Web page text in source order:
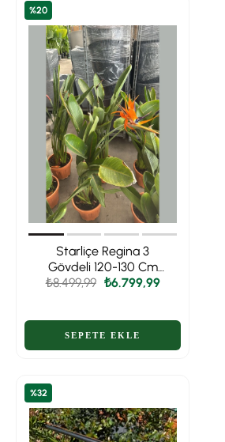
Starliçe Regina 3
Gövdeli 120-130 Cm
Form (Cennet Kuşu)
₺6.799,99
₺8.499,99
%20
%32